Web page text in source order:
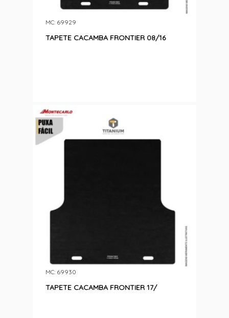
TAPETE CACAMBA FRONTIER 08/16
MC: 69929
TAPETE CACAMBA FRONTIER 17/
MC: 69930